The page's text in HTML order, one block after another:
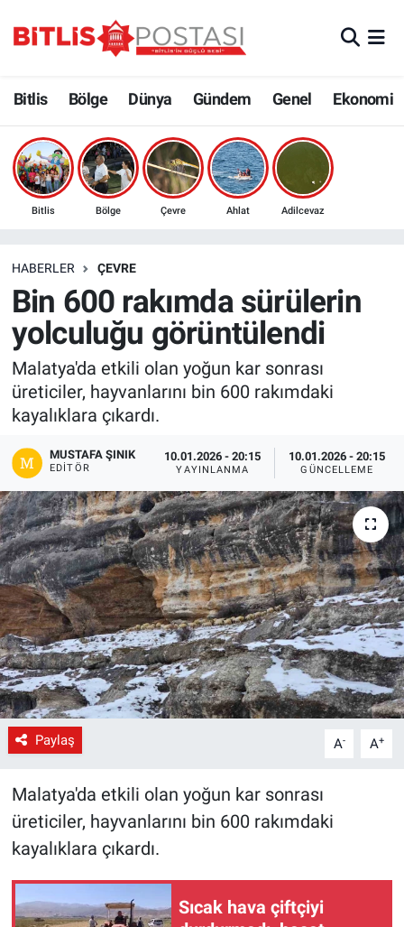
Bitlis Bölge Dünya Gündem Genel Ekonomi
Bitlis Bölge Çevre Ahlat Adilcevaz
HABERLER ÇEVRE
Bin 600 rakımda sürülerin
yolculuğu görüntülendi
Malatya'da etkili olan yoğun kar sonrası
üreticiler, hayvanlarını bin 600 rakımdaki
kayalıklara çıkardı.
MUSTAFA ŞINIK
EDITÖR
10.01.2026 - 20:15
YAYINLANMA
10.01.2026 - 20:15
GÜNCELLEME
Paylaş A- A+
Malatya'da etkili olan yoğun kar sonrası
üreticiler, hayvanlarını bin 600 rakımdaki
kayalıklara çıkardı.
Sıcak hava çiftçiyi
Bölge
Çevre
Eğitim
Ekonomi
Genel
Magazin
Politika
Resmi İlanlar
Sağlık
Siyaset
Spor
Yerel
Bitlis Trafik Yoğunluk Haritası
Süper Lig Puan Durumu ve Fikstür
Son Dakika Haberleri
Haber Arşivi